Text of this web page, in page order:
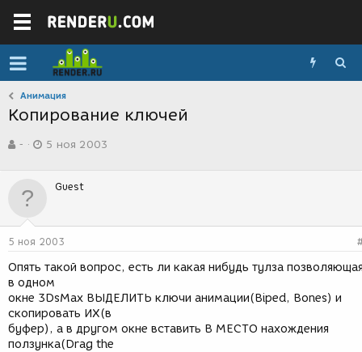
Анимация
Копирование ключей
в
р
-
а
д
н
и
я
5 ноя 2003
Guest
5 ноя 2003
Опять такой вопрос, есть ли какая нибудь тулза
в одном
окне 3DsMax ВЫДЕЛИТЬ ключи анимации(Biped, Bones) и
скопировать ИХ(в
буфер), а в другом окне вставить В МЕСТО нахождения
ползунка(Drag the